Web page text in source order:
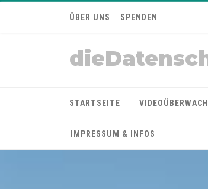
ÜBER UNS SPENDEN
STARTSEITE
IMPRESSUM & INFOS